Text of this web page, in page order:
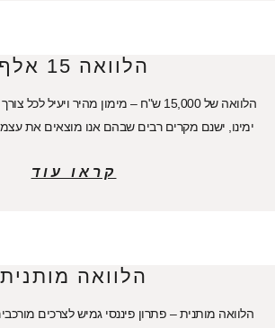
הלוואה 15 אלף
הלוואה של 15,000 ש"ח – מימון מהיר ויעיל
ימינו, ישנם מקרים רבים שבהם אנו מוצאים את עצמנו
קראו עוד
הלוואה מותנית
הלוואה מותנית – פתרון פיננסי גמיש לצרכים